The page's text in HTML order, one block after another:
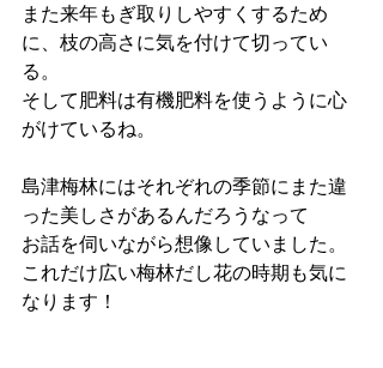
また来年もぎ取りしやすくするため
に、枝の高さに気を付けて切ってい
る。
そして肥料は有機肥料を使うように心
がけているね。
島津梅林にはそれぞれの季節にまた違
った美しさがあるんだろうなって
お話を伺いながら想像していました。
これだけ広い梅林だし花の時期も気に
なります！